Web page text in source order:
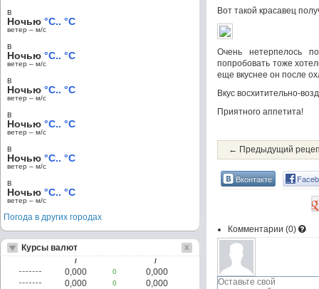
Вот такой красавец
Очень нетерпелось
попробовать тоже
еще вкуснее он после
Вкус восхитительно-
Приятного аппетита!
← Предыдущий
Вконтакте
Комментарии (0)
в
Ночью °C.. °C
ветер – м/c
в
Ночью °C.. °C
ветер – м/c
в
Ночью °C.. °C
ветер – м/c
в
Ночью °C.. °C
ветер – м/c
в
Ночью °C.. °C
ветер – м/c
в
Ночью °C.. °C
ветер – м/c
Погода в других городах
Курсы валют
/ /
0,000 0
0,000
0,000
0
0,000